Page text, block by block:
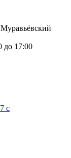
до 17:00
с